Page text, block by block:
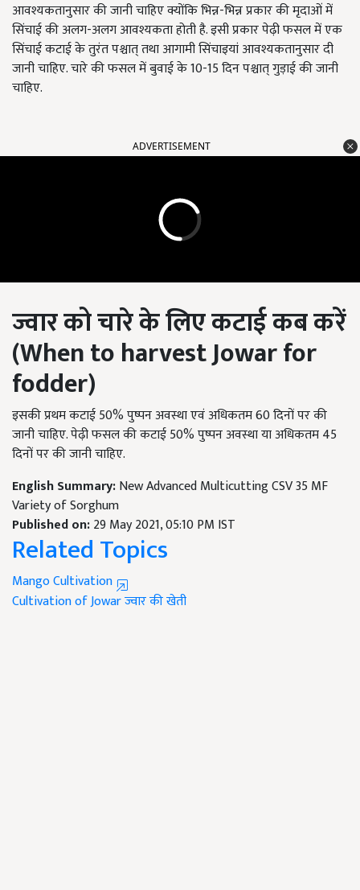
आवश्यकतानुसार की जानी चाहिए क्योंकि भिन्न-भिन्न प्रकार की मृदाओं में
सिंचाई की अलग-अलग आवश्यकता होती है. इसी प्रकार पेढ़ी फसल में एक
सिंचाई कटाई के तुरंत पश्चात् तथा आगामी सिंचाइयां आवश्यकतानुसार दी
जानी चाहिए. चारे की फसल में बुवाई के 10-15 दिन पश्चात् गुड़ाई की जानी
चाहिए.
ADVERTISEMENT
ज्वार को चारे के लिए कटाई कब करें
(When to harvest Jowar for
fodder)
इसकी प्रथम कटाई 50% पुष्पन अवस्था एवं अधिकतम 60 दिनों पर की
जानी चाहिए. पेढ़ी फसल की कटाई 50% पुष्पन अवस्था या अधिकतम 45
दिनों पर की जानी चाहिए.
English Summary:New Advanced Multicutting CSV 35 MF
Variety of Sorghum
Published on:29 May 2021, 05:10 PM IST
Related Topics
Mango Cultivation
Cultivation of Jowarज्वार की खेती